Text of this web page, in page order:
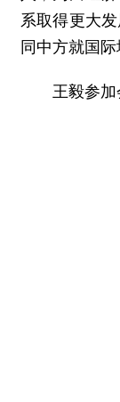
系取得更大
同中方就国
王毅参加